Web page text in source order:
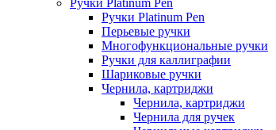
Ручки Platinum Pen
Перьевые ручки
Многофункциональные ручки
Ручки для каллиграфии
Шариковые ручки
Чернила, картриджи
Чернила, картриджи
Чернила для ручек